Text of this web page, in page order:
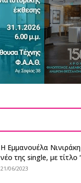
Η Εμμανουέλα
νέο της single, με τίτλο
21/06/2023